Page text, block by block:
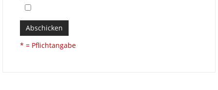
Abschicken
* = Pflichtangabe